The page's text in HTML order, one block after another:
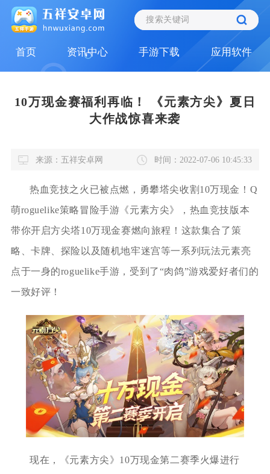
首页 资讯中心 手游下载 应用软件
10万现金赛福利再临！ 《元素方尖》夏日
大作战惊喜来袭
来源：五祥安卓网 时间：2022-07-06 10:45:33
热血竞技之火已被点燃，勇攀塔尖收割10万现金！Q
萌roguelike策略冒险手游《元素方尖》，热血竞技版本
带你开启方尖塔10万现金赛燃向旅程！这款集合了策
略、卡牌、探险以及随机地牢迷宫等一系列玩法元素亮
点于一身的roguelike手游，受到了“肉鸽”游戏爱好者们的
一致好评！
现在，《元素方尖》10万现金第二赛季火爆进行